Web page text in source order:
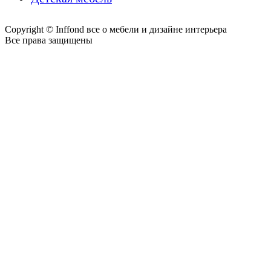
Copyright © Inffond все о мебели и дизайне интерьера
Все права защищены